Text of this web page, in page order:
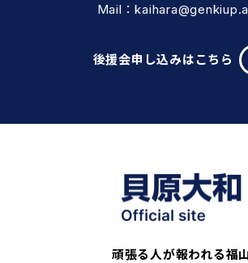
Mail：
後援会申し込みはこちら
頑張る人が報われる福山